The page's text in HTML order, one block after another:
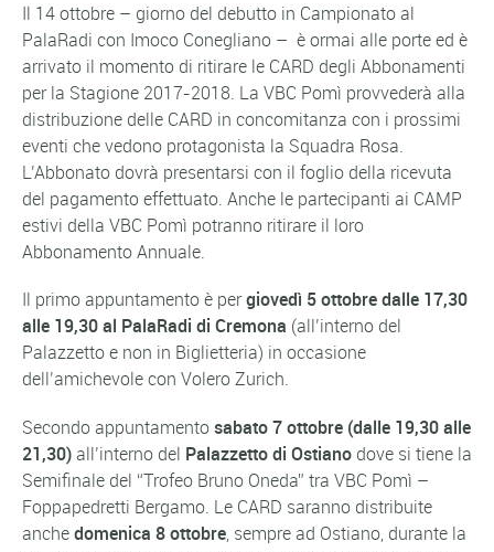
Il 14 ottobre – giorno del debutto in Campionato al
PalaRadi con Imoco Conegliano – è ormai alle porte ed è
arrivato il momento di ritirare le CARD degli Abbonamenti
per la Stagione 2017-2018. La VBC Pomì provvederà alla
distribuzione delle CARD in concomitanza con i prossimi
eventi che vedono protagonista la Squadra Rosa.
L’Abbonato dovrà presentarsi con il foglio della ricevuta
del pagamento effettuato. Anche le partecipanti ai CAMP
estivi della VBC Pomì potranno ritirare il loro
Abbonamento Annuale.
Il primo appuntamento è pergiovedì 5 ottobre dalle 17,30
alle 19,30 al PalaRadi di Cremona (all’interno del
Palazzetto e non in Biglietteria) in occasione
dell’amichevole con Volero Zurich.
Secondo appuntamentosabato 7 ottobre (dalle 19,30 alle
21,30)all’interno del Palazzetto di Ostiano dove si tiene la
Semifinale del “Trofeo Bruno Oneda” tra VBC Pomì –
Foppapedretti Bergamo. Le CARD saranno distribuite
anchedomenica 8 ottobre, sempre ad Ostiano, durante la